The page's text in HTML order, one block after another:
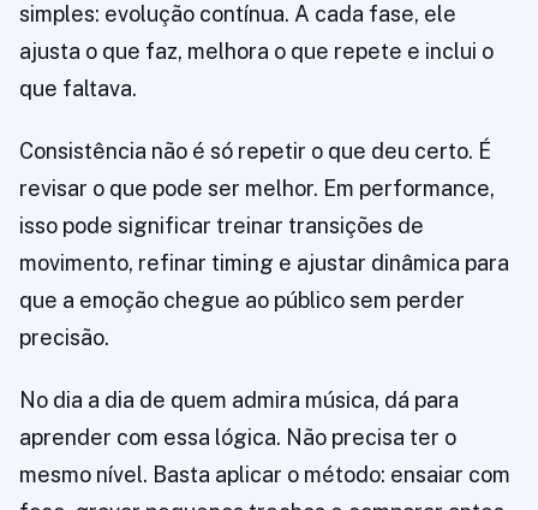
simples: evolução contínua. A cada fase, ele
ajusta o que faz, melhora o que repete e inclui o
que faltava.
Consistência não é só repetir o que deu certo. É
revisar o que pode ser melhor. Em performance,
isso pode significar treinar transições de
movimento, refinar timing e ajustar dinâmica para
que a emoção chegue ao público sem perder
precisão.
No dia a dia de quem admira música, dá para
aprender com essa lógica. Não precisa ter o
mesmo nível. Basta aplicar o método: ensaiar com